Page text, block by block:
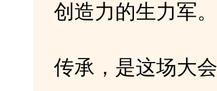
创造力的生力军。
传承，是这场大